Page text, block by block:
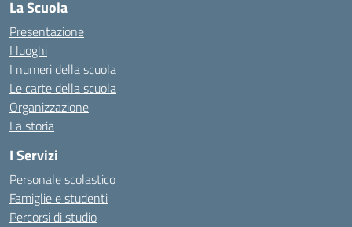
La Scuola
Presentazione
I luoghi
I numeri della scuola
Le carte della scuola
Organizzazione
La storia
I Servizi
Personale scolastico
Famiglie e studenti
Percorsi di studio